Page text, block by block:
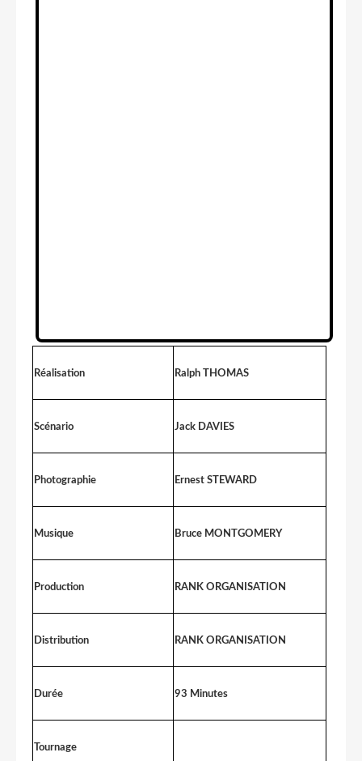
Réalisation Ralph THOMAS
Scénario Jack DAVIES
Photographie Ernest STEWARD
Musique Bruce MONTGOMERY
Production RANK ORGANISATION
Distribution RANK ORGANISATION
Durée 93 Minutes
Tournage